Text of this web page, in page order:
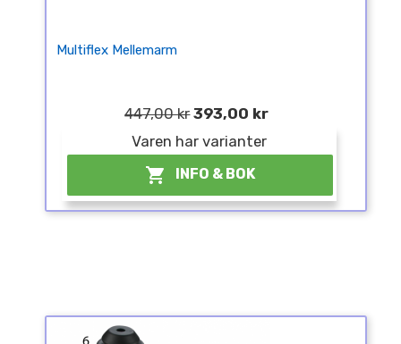
Multiflex Mellemarm
447,00 kr 393,00 kr
Varen har varianter
 INFO & BOK